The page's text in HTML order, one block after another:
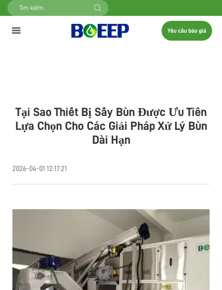
Yêu cầu báo giá
Tại Sao Thiết Bị Sấy Bùn Được Ưu Tiên
Lựa Chọn Cho Các Giải Pháp Xử Lý Bùn
Dài Hạn
2026-04-01 12:17:21